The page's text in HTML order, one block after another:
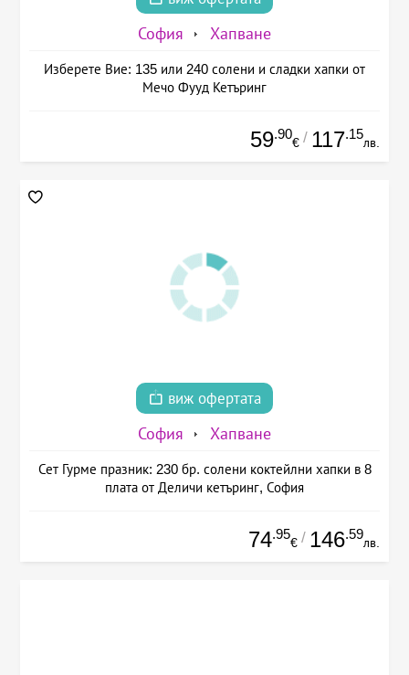
София Хапване
Изберете Вие: 135 или 240 солени и сладки хапки от
Мечо Фууд Кетъринг
59.90
€ / 117.15
лв.
виж офертата
София Хапване
Сет Гурме празник: 230 бр. солени коктейлни хапки в 8
плата от Деличи кетъринг, София
74.95
€ / 146.59
лв.